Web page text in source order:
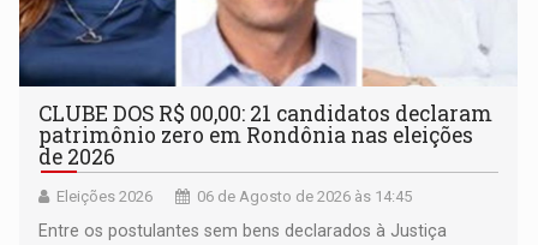
CLUBE DOS R$ 00,00: 21 candidatos declaram
patrimônio zero em Rondônia nas eleições
de 2026
Eleições 2026 06 de Agosto de 2026 às 14:45
Entre os postulantes sem bens declarados à Justiça